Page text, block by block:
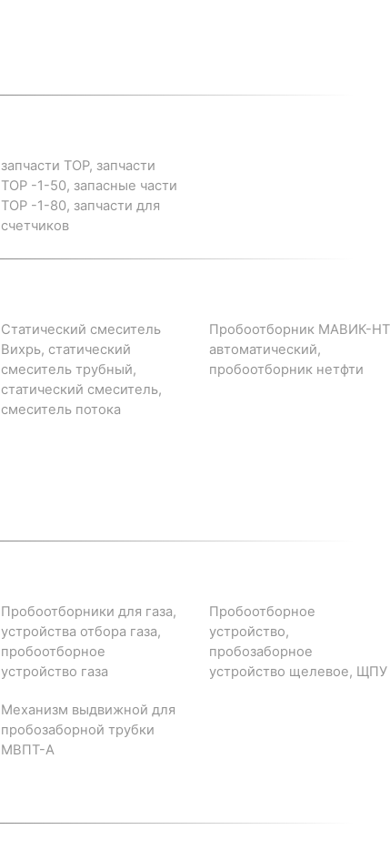
запчасти ТОР, запчасти
ТОР -1-50, запасные части
ТОР -1-80, запчасти для
счетчиков
Статический смеситель
Вихрь, статический
смеситель трубный,
статический смеситель,
смеситель потока
Пробоотборник МАВИК-НТ
автоматический,
пробоотборник нетфти
Пробоотборники для газа,
устройства отбора газа,
пробоотборное
устройство газа
Пробоотборное
устройство,
пробозаборное
устройство щелевое, ЩПУ
Механизм выдвижной для
пробозаборной трубки
МВПТ-А